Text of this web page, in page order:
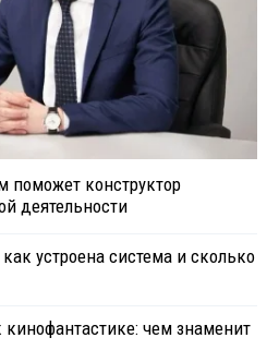
поможет конструктор
деятельности
устроена система и сколько
чем знаменит